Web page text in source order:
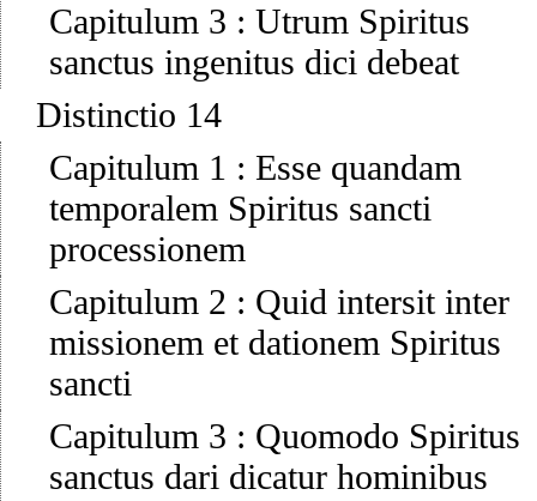
Capitulum 3 : Utrum Spiritus
sanctus ingenitus dici debeat
Distinctio 14
Capitulum 1 : Esse quandam
temporalem Spiritus sancti
processionem
Capitulum 2 : Quid intersit inter
missionem et dationem Spiritus
sancti
Capitulum 3 : Quomodo Spiritus
sanctus dari dicatur hominibus